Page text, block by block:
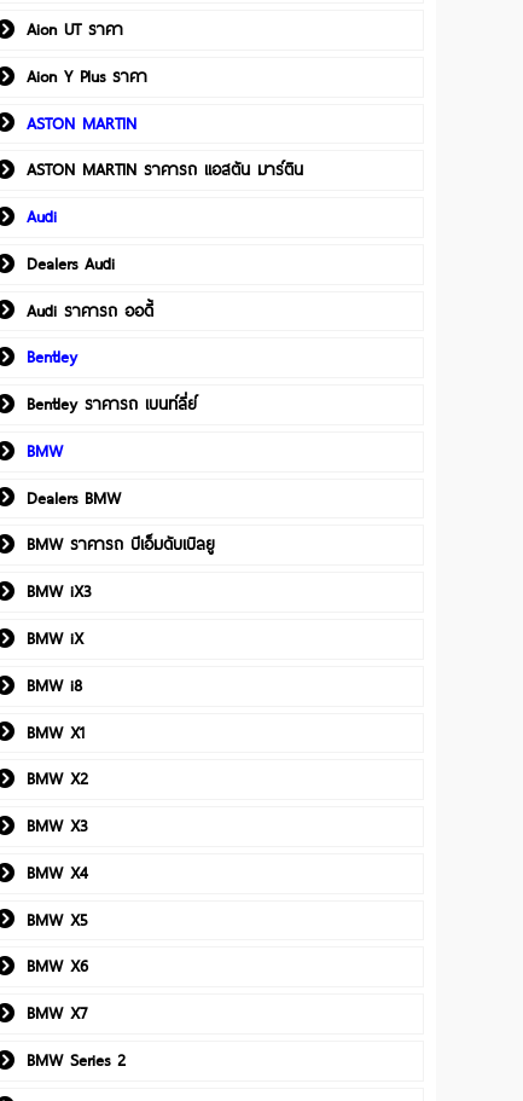
Aion UT ราคา
Aion Y Plus ราคา
ASTON MARTIN
ASTON MARTIN ราคารถ แอสตัน มาร์ติน
Audi
Dealers Audi
Audi ราคารถ ออดี้
Bentley
Bentley ราคารถ เบนท์ลี่ย์
BMW
Dealers BMW
BMW ราคารถ บีเอ็มดับเบิลยู
BMW iX3
BMW iX
BMW i8
BMW X1
BMW X2
BMW X3
BMW X4
BMW X5
BMW X6
BMW X7
BMW Series 2